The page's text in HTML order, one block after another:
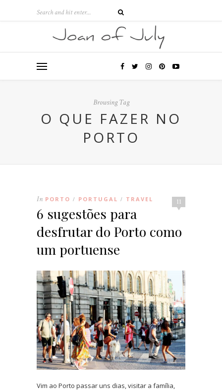
Browsing Tag
O QUE FAZER NO
PORTO
11
In PORTO / PORTUGAL / TRAVEL
6 sugestões para
desfrutar do Porto como
um portuense
Vim ao Porto passar uns dias, visitar a família,